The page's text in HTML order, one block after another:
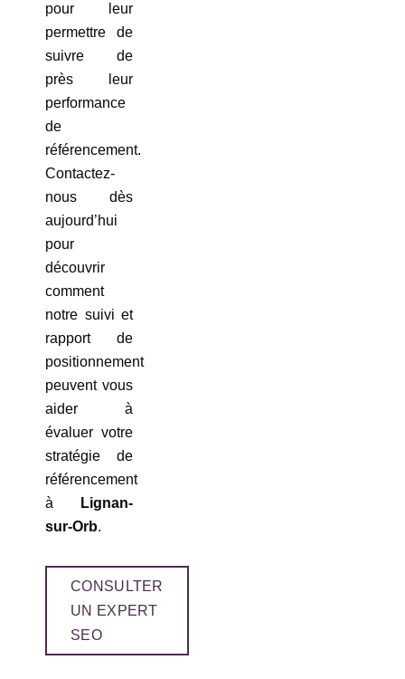
pour leur
permettre de
suivre de
près leur
performance
de
référencement.
Contactez-
nous dès
aujourd’hui
pour
découvrir
comment
notre suivi et
rapport de
positionnement
peuvent vous
aider à
évaluer votre
stratégie de
référencement
à
Lignan-
sur-Orb.
CONSULTER
UN EXPERT
SEO